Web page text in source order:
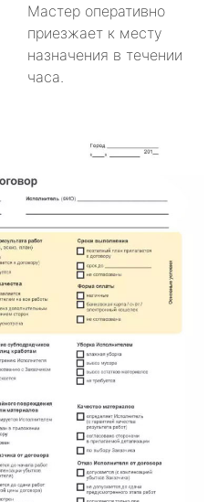
Мастер оперативно
приезжает к месту
назначения в течении
часа.